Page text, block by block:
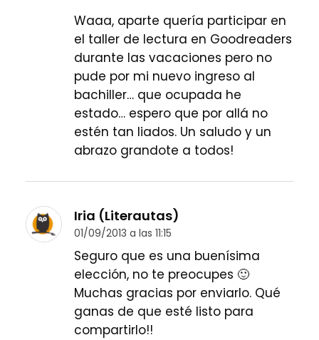
Waaa, aparte quería participar en
el taller de lectura en Goodreaders
durante las vacaciones pero no
pude por mi nuevo ingreso al
bachiller… que ocupada he
estado… espero que por allá no
estén tan liados. Un saludo y un
abrazo grandote a todos!
Iria (Literautas)
01/09/2013 a las 11:15
Seguro que es una buenísima
elección, no te preocupes 🙂
Muchas gracias por enviarlo. Qué
ganas de que esté listo para
compartirlo!!